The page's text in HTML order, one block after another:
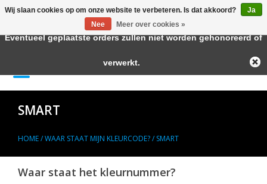
Autolak in Spuitbus
Lakstiften
SMART
HOME/WAAR STAAT MIJN KLEURCODE?/SMART
Waar staat het kleurnummer?
Wij slaan cookies op om onze website te verbeteren. Is dat akkoord?
Ja
Nee
Meer over cookies »
← Keer terug naar de backofficeDeze winkel is in aanbouw.
Eventueel geplaatste orders zullen niet worden gehonoreerd of
verwerkt.